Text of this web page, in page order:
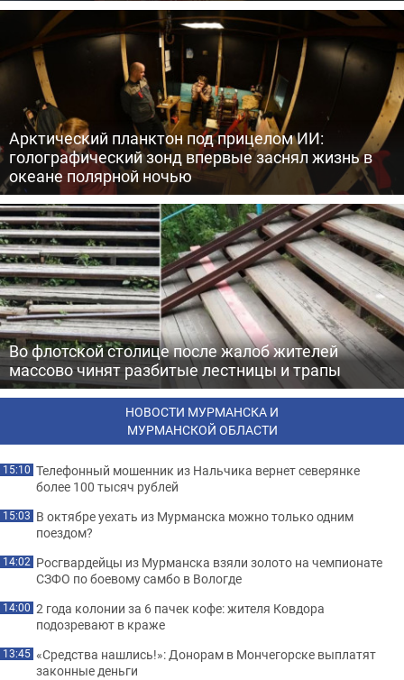
Арктический планктон под прицелом ИИ:
голографический зонд впервые заснял жизнь в
океане полярной ночью
Во флотской столице после жалоб жителей
массово чинят разбитые лестницы и трапы
НОВОСТИ МУРМАНСКА И
МУРМАНСКОЙ ОБЛАСТИ
15:10 Телефонный мошенник из Нальчика вернет северянке
более 100 тысяч рублей
15:03 В октябре уехать из Мурманска можно только одним
поездом?
14:02 Росгвардейцы из Мурманска взяли золото на чемпионате
СЗФО по боевому самбо в Вологде
14:00 2 года колонии за 6 пачек кофе: жителя Ковдора
подозревают в краже
13:45 «Средства нашлись!»: Донорам в Мончегорске выплатят
законные деньги